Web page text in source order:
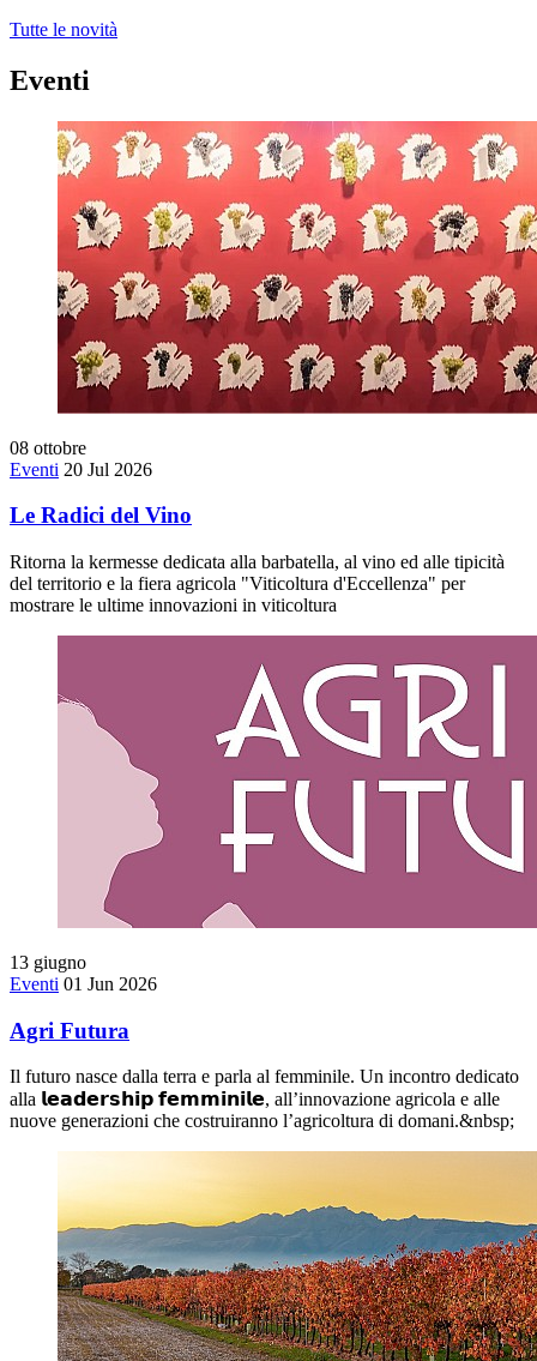
Tutte le novità
Eventi
08 ottobre
Eventi 20 Jul 2026
Le Radici del Vino
Ritorna la kermesse dedicata alla barbatella, al vino ed alle tipicità
del territorio e la fiera agricola "Viticoltura d'Eccellenza" per
mostrare le ultime innovazioni in viticoltura
13 giugno
Eventi 01 Jun 2026
Agri Futura
Il futuro nasce dalla terra e parla al femminile. Un incontro dedicato
alla 𝗹𝗲𝗮𝗱𝗲𝗿𝘀𝗵𝗶𝗽 𝗳𝗲𝗺𝗺𝗶𝗻𝗶𝗹𝗲, all’innovazione agricola e alle
nuove generazioni che costruiranno l’agricoltura di domani.&nbsp;